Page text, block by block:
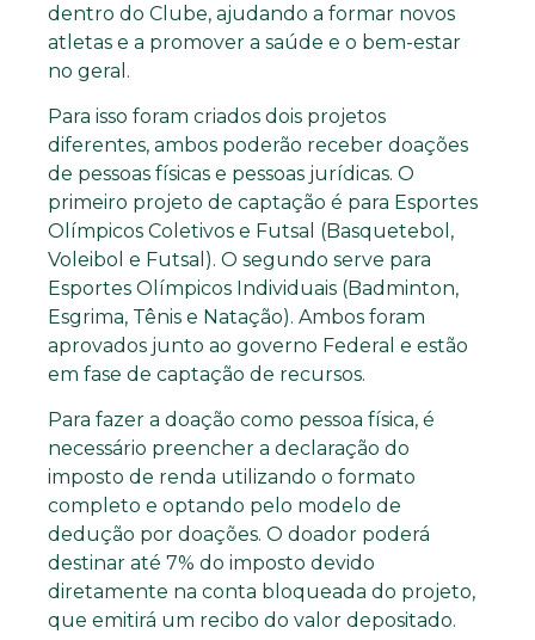
dentro do Clube, ajudando a formar novos
atletas e a promover a saúde e o bem-estar
no geral.
Para isso foram criados dois projetos
diferentes, ambos poderão receber doações
de pessoas físicas e pessoas jurídicas. O
primeiro projeto de captação é para Esportes
Olímpicos Coletivos e Futsal (Basquetebol,
Voleibol e Futsal). O segundo serve para
Esportes Olímpicos Individuais (Badminton,
Esgrima, Tênis e Natação). Ambos foram
aprovados junto ao governo Federal e estão
em fase de captação de recursos.
Para fazer a doação como pessoa física, é
necessário preencher a declaração do
imposto de renda utilizando o formato
completo e optando pelo modelo de
dedução por doações. O doador poderá
destinar até 7% do imposto devido
diretamente na conta bloqueada do projeto,
que emitirá um recibo do valor depositado.